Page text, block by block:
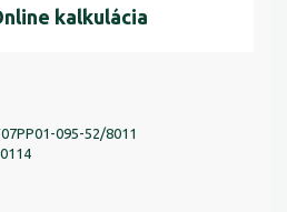
kalkulácia
095-52/8011